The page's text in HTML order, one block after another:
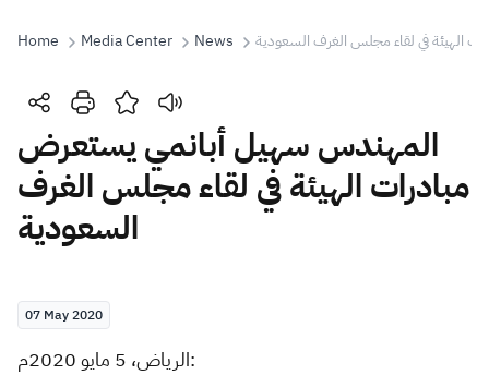
Search
Search Search AI
Suggestions
Zakat
Real Estate Transactions
Home Media Center News الهيئة في لقاء مجلس الغرف السعودية
المهندس سهيل أبانمي يستعرض
مبادرات الهيئة في لقاء مجلس الغرف
السعودية
07 May 2020
الرياض، 5 مايو 2020م: